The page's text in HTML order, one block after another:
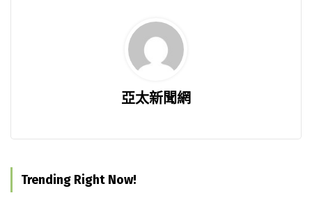
亞太新聞網
Trending Right Now!